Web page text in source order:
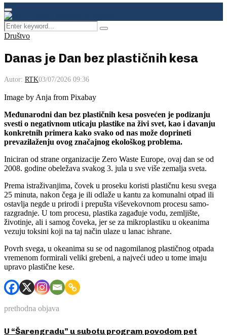
Facebook
Instagram
Youtube
Primary
Menu
Search
for:
Pretraga
Društvo
Danas je Dan bez plastičnih kesa
Autor: RTK03/07/2026 09:36
Image by Anja from Pixabay
Međunarodni dan bez plastičnih kesa posvećen je podizanju
svesti o negativnom uticaju plastike na živi svet, kao i davanju
konkretnih primera kako svako od nas može doprineti
prevazilaženju ovog značajnog ekološkog problema.
Iniciran od strane organizacije Zero Waste Europe, ovaj dan se od
2008. godine obeležava svakog 3. jula u sve više zemalja sveta.
Prema istraživanjima, čovek u proseku koristi plastičnu kesu svega
25 minuta, nakon čega je ili odlaže u kantu za komunalni otpad ili
ostavlja negde u prirodi i prepušta viševekovnom procesu samo-
razgradnje. U tom procesu, plastika zagađuje vodu, zemljište,
životinje, ali i samog čoveka, jer se za mikroplastiku u okeanima
vezuju toksini koji na taj način ulaze u lanac ishrane.
Povrh svega, u okeanima su se od nagomilanog plastičnog otpada
vremenom formirali veliki grebeni, a najveći udeo u tome imaju
upravo plastične kese.
prethodna objava
U “Šarengradu” u subotu program povodom pet